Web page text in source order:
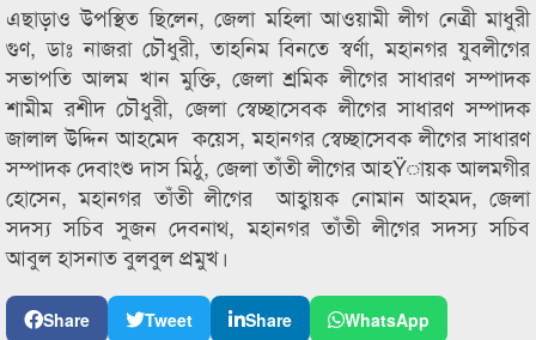
এছাড়াও উপস্থিত ছিলেন, জেলা মহিলা আওয়ামী লীগ নেত্রী মাধুরী
গুণ, ডাঃ নাজরা চৌধুরী, তাহনিম বিনতে স্বর্ণা, মহানগর যুবলীগের
সভাপতি আলম খান মুক্তি, জেলা শ্রমিক লীগের সাধারণ সম্পাদক
শামীম রশীদ চৌধুরী, জেলা স্বেচ্ছাসেবক লীগের সাধারণ সম্পাদক
জালাল উদ্দিন আহমেদ কয়েস, মহানগর স্বেচ্ছাসেবক লীগের সাধারণ
সম্পাদক দেবাংশু দাস মিঠু, জেলা তাঁতী লীগের আহŸায়ক আলমগীর
হোসেন, মহানগর তাঁতী লীগের আহ্বায়ক নোমান আহমদ, জেলা
সদস্য সচিব সুজন দেবনাথ, মহানগর তাঁতী লীগের সদস্য সচিব
আবুল হাসনাত বুলবুল প্রমুখ।
Share Tweet Share
WhatsApp